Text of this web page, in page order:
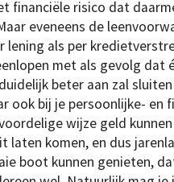
financiële risico dat
eveneens de
lening als per
met als gevolg dat
beter aan zal
ook bij je persoonlijke- en
wijze geld
laten komen, en dus
boot kunnen genieten,